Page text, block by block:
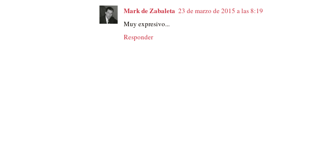
Mark de Zabaleta 23 de marzo de 2015 a las 8:19
Muy expresivo...
Responder